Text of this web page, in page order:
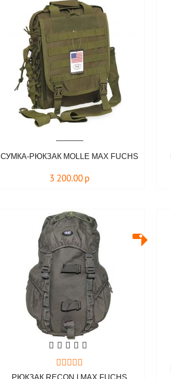
СУМКА-РЮКЗАК MOLLE MAX FUCHS
3 200.00 р
РЮКЗАК RECON I MAX FUCHS